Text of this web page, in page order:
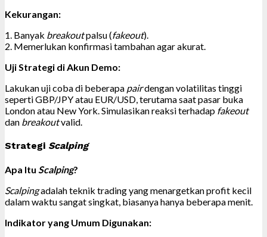
Kekurangan:
1. Banyak breakoutpalsu (fakeout).
2. Memerlukan konfirmasi tambahan agar akurat.
Uji Strategi di Akun Demo:
Lakukan uji coba di beberapa pairdengan volatilitas tinggi
seperti GBP/JPY atau EUR/USD, terutama saat pasar buka
London atau New York. Simulasikan reaksi terhadap fakeout
dan breakoutvalid.
Strategi Scalping
Apa Itu Scalping?
Scalpingadalah teknik trading yang menargetkan profit kecil
dalam waktu sangat singkat, biasanya hanya beberapa menit.
Indikator yang Umum Digunakan: